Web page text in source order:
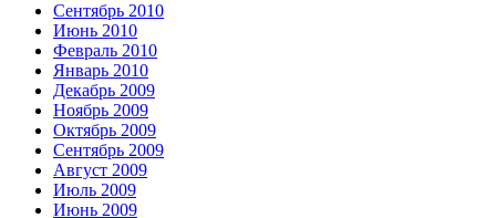
Сентябрь 2010
Июнь 2010
Февраль 2010
Январь 2010
Декабрь 2009
Ноябрь 2009
Октябрь 2009
Сентябрь 2009
Август 2009
Июль 2009
Июнь 2009